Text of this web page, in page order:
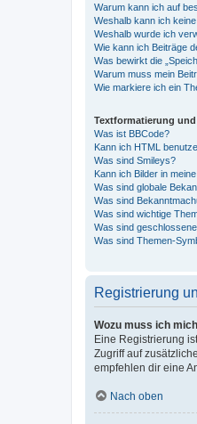
Warum kann ich auf
Weshalb kann ich
Weshalb wurde ich
Wie kann ich Beiträge
Was bewirkt die
Warum muss mein
Wie markiere ich ein
Textformatierung
Was ist BBCode?
Kann ich HTML
Was sind Smileys?
Kann ich Bilder in
Was sind globale
Was sind
Was sind wichtige
Was sind
Was sind Themen-
Registrierung
Wozu muss ich
Eine Registrierung
Zugriff auf
empfehlen dir eine
Nach oben